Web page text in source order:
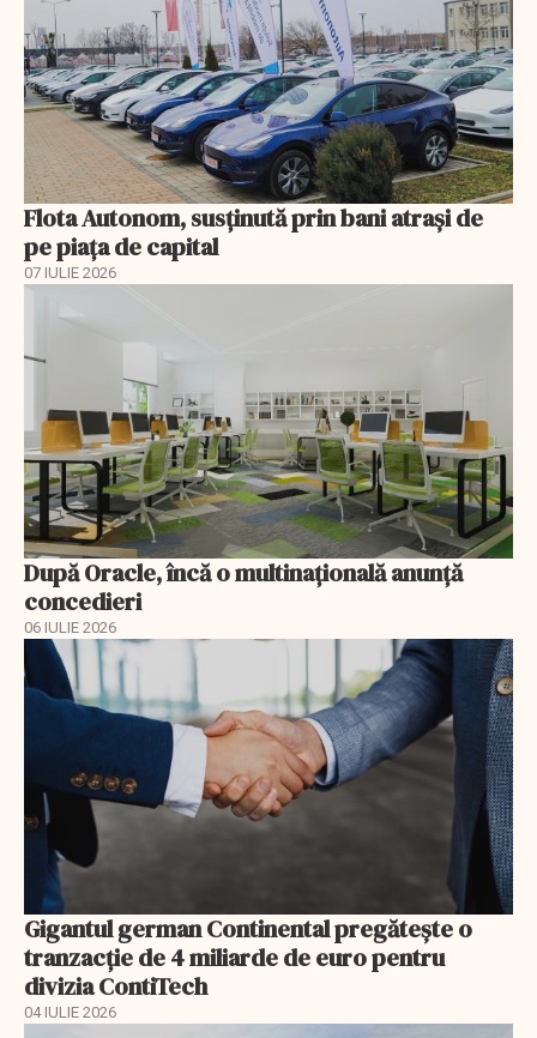
Flota Autonom, susținută prin bani atrași de
pe piața de capital
07 IULIE 2026
După Oracle, încă o multinaţională anunţă
concedieri
06 IULIE 2026
Gigantul german Continental pregătește o
tranzacție de 4 miliarde de euro pentru
divizia ContiTech
04 IULIE 2026